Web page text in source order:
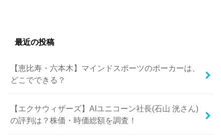
最近の投稿
【恵比寿・六本木】マインドスポーツのポーカーは、
どこでできる？
【エクサウィザーズ】AIユニコーン社長(石山 洸さん)
の評判は？株価・時価総額を調査！